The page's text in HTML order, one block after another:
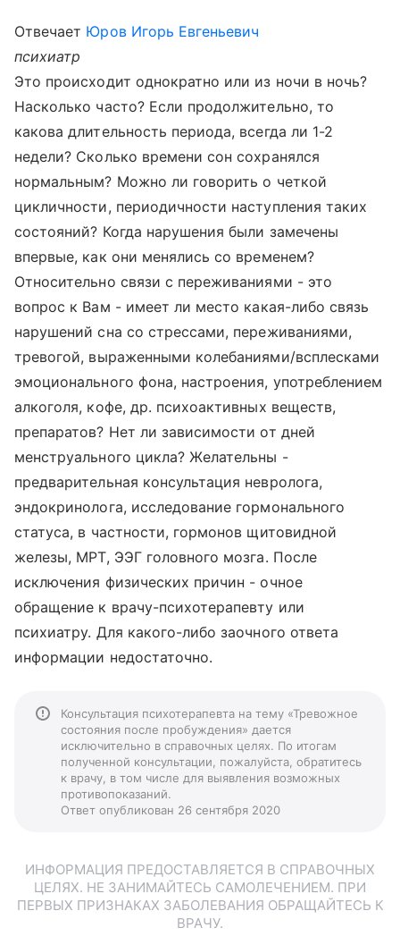
Отвечает Юров Игорь Евгеньевич
психиатр
Это происходит однократно или из ночи в ночь?
Насколько часто? Если продолжительно, то
какова длительность периода, всегда ли 1-2
недели? Сколько времени сон сохранялся
нормальным? Можно ли говорить о четкой
цикличности, периодичности наступления таких
состояний? Когда нарушения были замечены
впервые, как они менялись со временем?
Относительно связи с переживаниями - это
вопрос к Вам - имеет ли место какая-либо связь
нарушений сна со стрессами, переживаниями,
тревогой, выраженными колебаниями/всплесками
эмоционального фона, настроения, употреблением
алкоголя, кофе, др. психоактивных веществ,
препаратов? Нет ли зависимости от дней
менструального цикла? Желательны -
предварительная консультация невролога,
эндокринолога, исследование гормонального
статуса, в частности, гормонов щитовидной
железы, МРТ, ЭЭГ головного мозга. После
исключения физических причин - очное
обращение к врачу-психотерапевту или
психиатру. Для какого-либо заочного ответа
информации недостаточно.
Консультация психотерапевта на тему «Тревожное
состояния после пробуждения» дается
исключительно в справочных целях. По итогам
полученной консультации, пожалуйста, обратитесь
к врачу, в том числе для выявления возможных
противопоказаний.
Ответ опубликован 26 сентября 2020
ИНФОРМАЦИЯ ПРЕДОСТАВЛЯЕТСЯ В СПРАВОЧНЫХ
ЦЕЛЯХ. НЕ ЗАНИМАЙТЕСЬ САМОЛЕЧЕНИЕМ. ПРИ
ПЕРВЫХ ПРИЗНАКАХ ЗАБОЛЕВАНИЯ ОБРАЩАЙТЕСЬ К
ВРАЧУ.